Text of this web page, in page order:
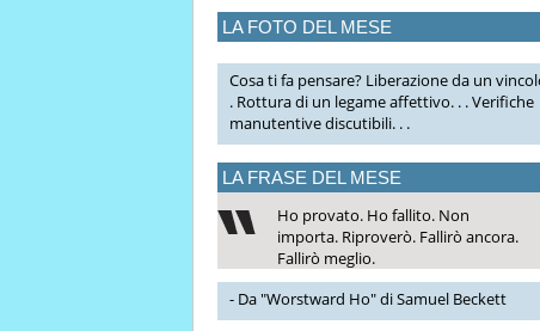
LA FOTO DEL MESE
Cosa ti fa pensare? Liberazione da un
. Rottura di un legame affettivo. . . Verifiche
manutentive discutibili. . .
LA FRASE DEL MESE
Ho provato. Ho fallito. Non
importa. Riproverò. Fallirò ancora.
Fallirò meglio.
- Da "Worstward Ho" di Samuel Beckett